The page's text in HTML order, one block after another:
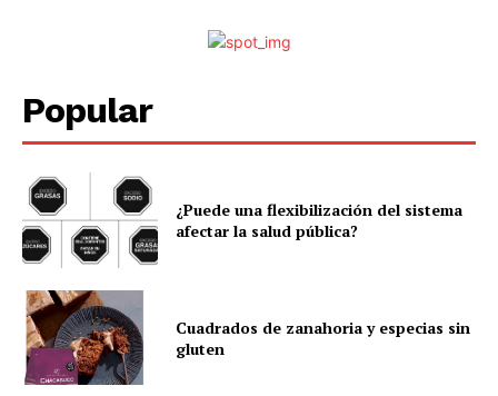
Popular
¿Puede una flexibilización del sistema
afectar la salud pública?
Cuadrados de zanahoria y especias sin
gluten